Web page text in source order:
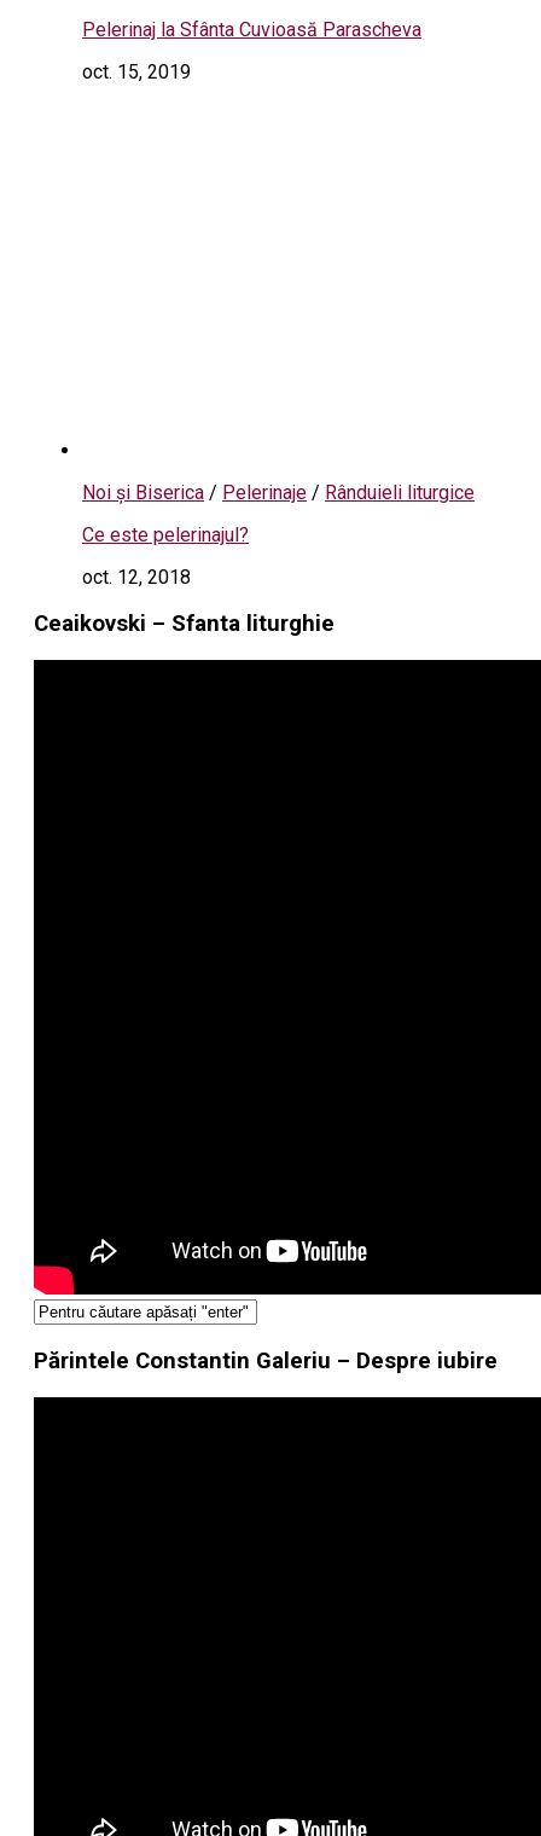
Pelerinaj la Sfânta Cuvioasă Parascheva
oct. 15, 2019
Noi și Biserica / Pelerinaje / Rânduieli liturgice
Ce este pelerinajul?
oct. 12, 2018
Ceaikovski – Sfanta liturghie
Părintele Constantin Galeriu – Despre iubire